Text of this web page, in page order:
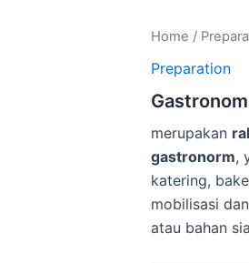
Home /
Preparation
merupakan
gastronorm,
katering,
mobilisasi
atau bahan